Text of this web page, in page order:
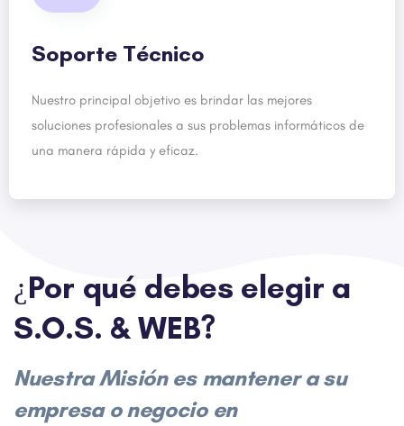
Soporte Técnico
Nuestro principal objetivo es brindar las mejores
soluciones profesionales a sus problemas informáticos de
una manera rápida y eficaz.
¿Por qué debes elegir a
S.O.S. & WEB?
Nuestra Misión es mantener a su
empresa o negocio en